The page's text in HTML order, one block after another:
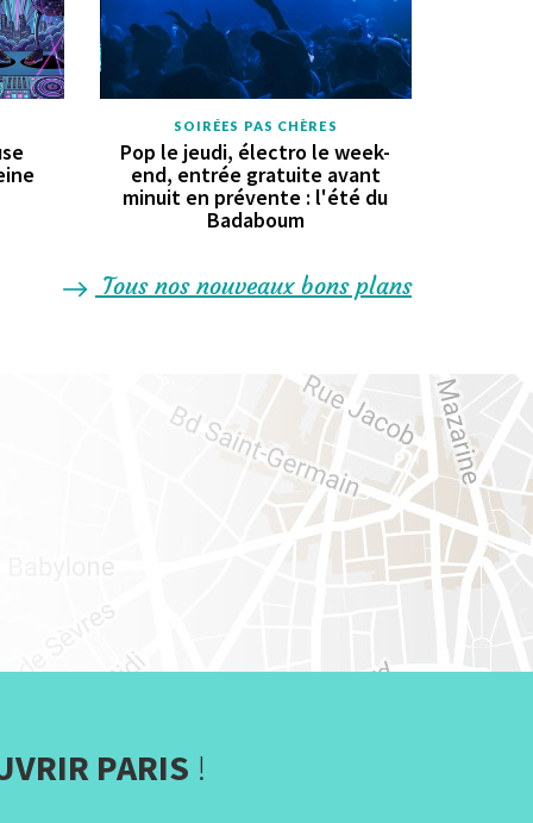
SOIRÉES PAS CHÈRES
Pop le jeudi, électro le week-
end, entrée gratuite avant
minuit en prévente : l'été du
Badaboum
Tous nos nouveaux bons plans
PARIS !